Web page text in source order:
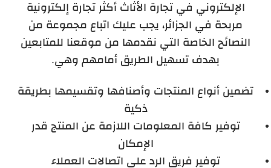
الإلكتروني في تجارة الأثاث أكثر تجارة إلكترونية
مربحة في الجزائر، يجب عليك اتباع مجموعة من
النصائح الخاصة التي نقدمها من موقعنا للمتابعين
بهدف تسهيل الطريق أمامهم وهي.
تضمين أنواع المنتجات وأصنافها وتقسيمها بطريقة
ذكية
توفير كافة المعلومات اللازمة عن المنتج قدر
الإمكان
توفير فريق الرد على اتصالات العملاء